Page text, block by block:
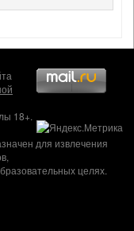
18+.
для извлечения
целях.